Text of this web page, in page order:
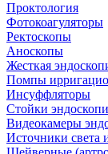
Проктология
Фотокоагуляторы
Ректоскопы
Аноскопы
Жесткая
Помпы
Инсуффляторы
Стойки
Видеокамеры
Источники света